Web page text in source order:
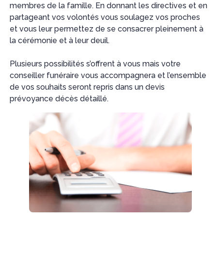
membres de la famille. En donnant les directives et en
partageant vos volontés vous soulagez vos proches
et vous leur permettez de se consacrer pleinement à
la cérémonie et à leur deuil.
Plusieurs possibilités s’offrent à vous mais votre
conseiller funéraire vous accompagnera et l’ensemble
de vos souhaits seront repris dans un devis
prévoyance décès détaillé.